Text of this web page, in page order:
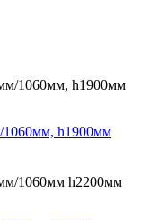
1060мм, h1900мм